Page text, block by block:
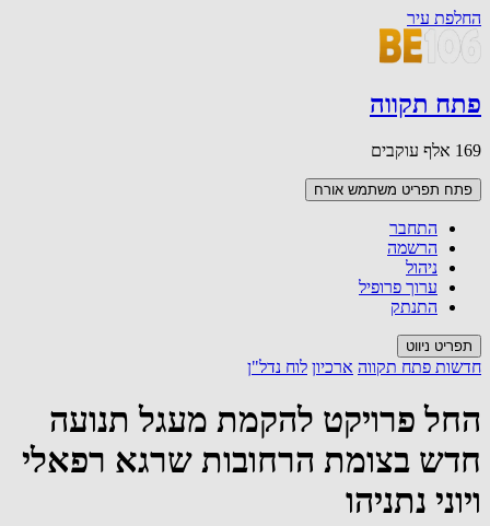
החלפת עיר
פתח תקווה
169 אלף עוקבים
פתח תפריט משתמש אורח
התחבר
הרשמה
ניהול
ערוך פרופיל
התנתק
תפריט ניווט
חדשות פתח תקווה ארכיון לוח נדל"ן
החל פרויקט להקמת מעגל תנועה
חדש בצומת הרחובות שרגא רפאלי
ויוני נתניהו